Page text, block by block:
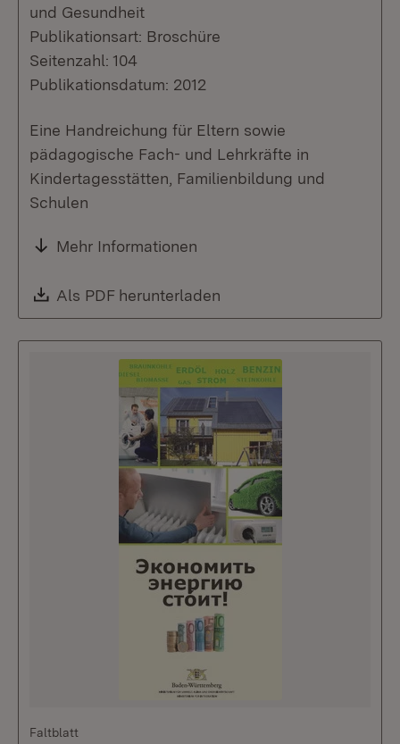
und Gesundheit
Publikationsart: Broschüre
Seitenzahl: 104
Publikationsdatum: 2012
Eine Handreichung für Eltern sowie
pädagogische Fach- und Lehrkräfte in
Kindertagesstätten, Familienbildung und
Schulen
Mehr Informationen
Download:
Als PDF herunterladen
Faltblatt